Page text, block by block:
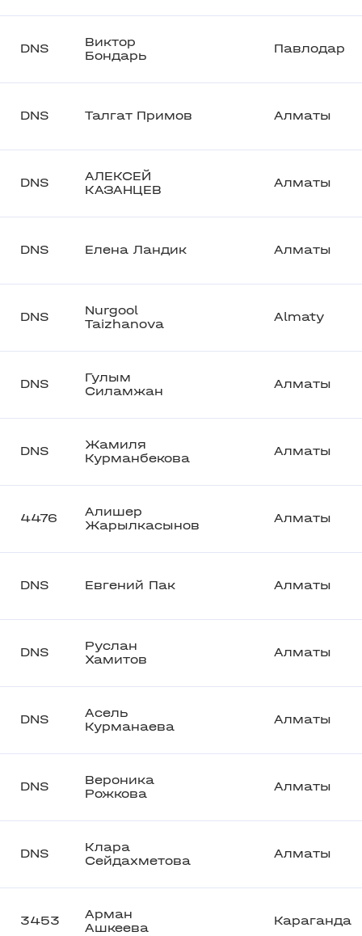
DNS
Виктор
Бондарь
Павлодар
DNS Талгат Примов Алматы
DNS
АЛЕКСЕЙ
КАЗАНЦЕВ
Алматы
DNS Елена Ландик Алматы
DNS
Nurgool
Taizhanova
Almaty
DNS
Гулым
Силамжан
Алматы
DNS
Жамиля
Курманбекова
Алматы
4476
Алишер
Жарылкасынов
Алматы
DNS Евгений Пак Алматы
DNS
Руслан
Хамитов
Алматы
DNS
Асель
Курманаева
Алматы
DNS
Вероника
Рожкова
Алматы
DNS
Клара
Сейдахметова
Алматы
3453
Арман
Ашкеева
Караганда